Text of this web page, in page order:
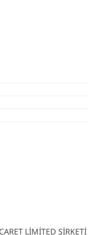
LİMİTED ŞİRKETİ